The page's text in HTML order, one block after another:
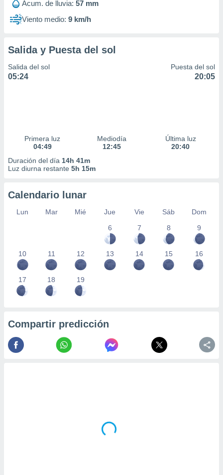
Acum. de lluvia: 57 mm
Viento medio: 9 km/h
Salida y Puesta del sol
Salida del sol
05:24
Puesta del sol
20:05
Primera luz
04:49
Mediodía
12:45
Última luz
20:40
Duración del día 14h 41m
Luz diurna restante 5h 15m
Calendario lunar
Lun Mar Mié Jue Vie Sáb
Dom
6
7 8 9
10 11 12 13 14 15 16
17 18 19
Compartir predicción